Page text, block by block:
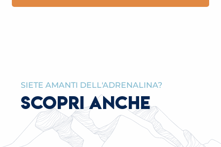
SIETE AMANTI DELL'ADRENALINA?
SCOPRI ANCHE